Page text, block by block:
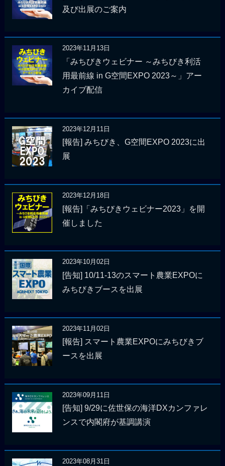
及び出展のご案内
2023年11月13日
「みちびきウェビナー ～みちびき利活
用最前線 in G空間EXPO 2023～」アー
カイブ配信
2023年12月11日
[報告] みちびき、G空間EXPO 2023に出
展
2023年12月18日
[報告]「みちびきウェビナー2023」を開
催しました
2023年10月02日
[告知] 10/11-13のスマート農業EXPOに
みちびきブースを出展
2023年11月02日
[報告] スマート農業EXPOにみちびきブ
ースを出展
2023年09月11日
[告知] 9/29に佐世保の海洋DXカンファレ
ンスで内閣府が基調講演
2023年08月31日